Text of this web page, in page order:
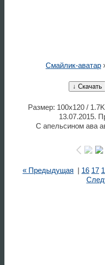
Смайлик-аватар
↓ Скачать
Размер: 100x120 /
13.07.2015.
С апельсином ава
« Предыдущая 16 17